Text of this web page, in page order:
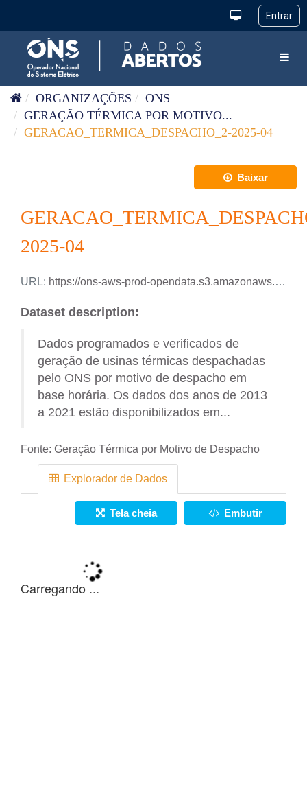
ORGANIZAÇÕES
ONS
GERAÇÃO TÉRMICA POR MOTIVO...
GERACAO_TERMICA_DESPACHO_2-2025-04
Baixar
2025-04
URL: https://ons-aws-prod-opendata.s3.amazonaws.com/dataset/geracao_termica_despacho_2_ho/GERACAO_TERMICA_DESPACHO-2_2025_04.xlsx
Dataset description:
Dados programados e verificados de
geração de usinas térmicas despachadas
pelo ONS por motivo de despacho em
base horária. Os dados dos anos de 2013
a 2021 estão disponibilizados em...
Fonte: Geração Térmica por Motivo de Despacho
Explorador de Dados
Tela cheia Embutir